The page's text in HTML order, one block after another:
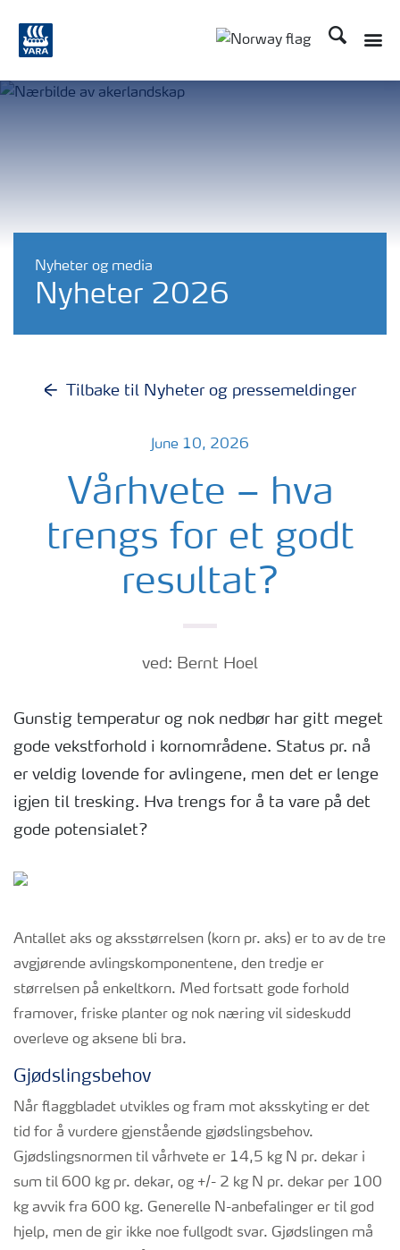
Søk
Nyheter og media
Nyheter 2026
Tilbake til Nyheter og pressemeldinger
June 10, 2026
Vårhvete – hva
trengs for et godt
resultat?
ved: Bernt Hoel
Gunstig temperatur og nok nedbør har gitt meget
gode vekstforhold i kornområdene. Status pr. nå
er veldig lovende for avlingene, men det er lenge
igjen til tresking. Hva trengs for å ta vare på det
gode potensialet?
Antallet aks og aksstørrelsen (korn pr. aks) er to av de tre
avgjørende avlingskomponentene, den tredje er
størrelsen på enkeltkorn. Med fortsatt gode forhold
framover, friske planter og nok næring vil sideskudd
overleve og aksene bli bra.
Gjødslingsbehov
Når flaggbladet utvikles og fram mot aksskyting er det
tid for å vurdere gjenstående gjødslingsbehov.
Gjødslingsnormen til vårhvete er 14,5 kg N pr. dekar i
sum til 600 kg pr. dekar, og +/- 2 kg N pr. dekar per 100
kg avvik fra 600 kg. Generelle N-anbefalinger er til god
hjelp, men de gir ikke noe fullgodt svar. Gjødslingen må